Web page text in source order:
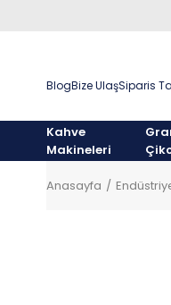
BlogBize UlaşSiparis
Kahve
Makineleri
Anasayfa